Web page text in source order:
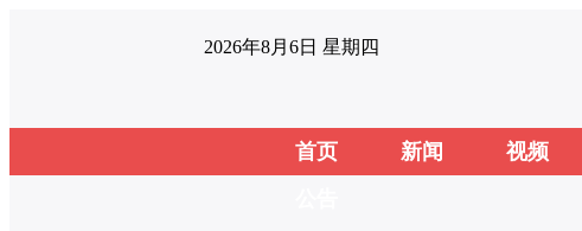
2026年8月6日 星期四
首页 新闻 视频